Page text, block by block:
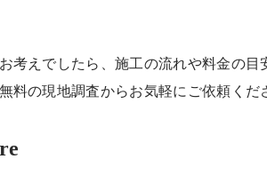
考えでしたら、施工の流れや料金の目
料の現地調査からお気軽にご依頼くだ